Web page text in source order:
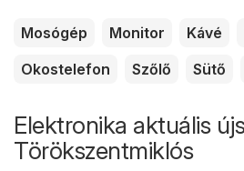
Mosógép Monitor Kávé
Okostelefon
Szőlő Sütő
Elektronika aktuális
Törökszentmiklós